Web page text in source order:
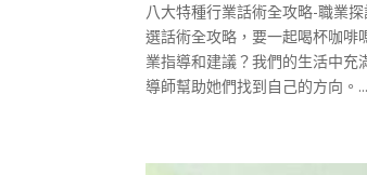
八大特種行業話術全攻略-職業
選話術全攻略，要一起喝杯咖
業指導和建議？我們的生活中
導師幫助她們找到自己的方向。...